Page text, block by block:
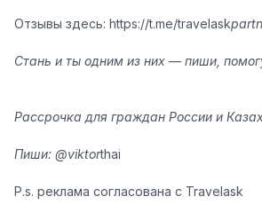
Отзывы здесь: https://t.me/travelask
Стань и ты одним из них — пиши,
Рассрочка для граждан России и
Пиши: @viktorthai
P.s. реклама согласована с Travelask